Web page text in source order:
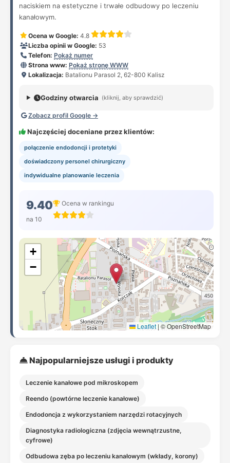
naciskiem na estetyczne i trwałe odbudowy po leczeniu
kanałowym.
Ocena w Google: 4.8
Liczba opinii w Google: 53
Telefon: Pokaż numer
Strona www: Pokaż stronę WWW
Lokalizacja: Batalionu Parasol 2, 62-800 Kalisz
Godziny otwarcia (kliknij, aby sprawdzić)
Zobacz profil Google →
Najczęściej doceniane przez klientów:
połączenie endodoncji i protetyki
doświadczony personel chirurgiczny
indywidualne planowanie leczenia
9.40
na 10
Ocena w rankingu
+
−
Leaflet | © OpenStreetMap
Najpopularniejsze usługi i produkty
Leczenie kanałowe pod mikroskopem
Reendo (powtórne leczenie kanałowe)
Endodoncja z wykorzystaniem narzędzi rotacyjnych
Diagnostyka radiologiczna (zdjęcia wewnątrzustne,
cyfrowe)
Odbudowa zęba po leczeniu kanałowym (wkłady, korony)